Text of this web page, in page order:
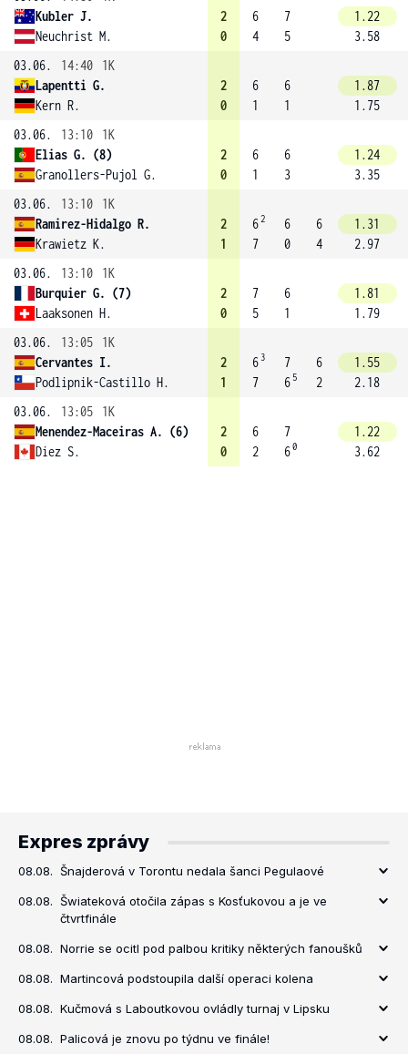
Kubler J.
Neuchrist M.
2
0
6
4
7
5
1.22
3.58
03.06.
14:40
1K
Lapentti G.
Kern R.
2
0
6
1
6
1
1.87
1.75
03.06.
13:10
1K
Elias G. (8)
Granollers-Pujol G.
2
0
6
1
6
3
1.24
3.35
03.06.
13:10
1K
Ramirez-Hidalgo R.
Krawietz K.
2
1
62
7
6
0
6
4
1.31
2.97
03.06.
13:10
1K
Burquier G. (7)
Laaksonen H.
2
0
7
5
6
1
1.81
1.79
03.06.
13:05
1K
Cervantes I.
Podlipnik-Castillo H.
2
1
6 3
7
7
6 5
6
2
1.55
2.18
03.06.
13:05
1K
Menendez-Maceiras A. (6)
Diez S.
2
0
6
2
7
60
1.22
3.62
Expres zprávy
08.08. Šnajderová v Torontu nedala šanci Pegulaové
08.08. Šwiateková otočila zápas s Kosťukovou a je ve
čtvrtfinále
08.08. Norrie se ocitl pod palbou kritiky některých fanoušků
08.08. Martincová podstoupila další operaci kolena
08.08. Kučmová s Laboutkovou ovládly turnaj v Lipsku
08.08. Palicová je znovu po týdnu ve finále!